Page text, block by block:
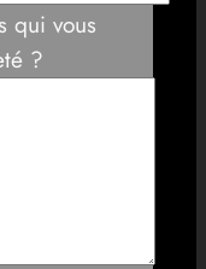
qui vous
?